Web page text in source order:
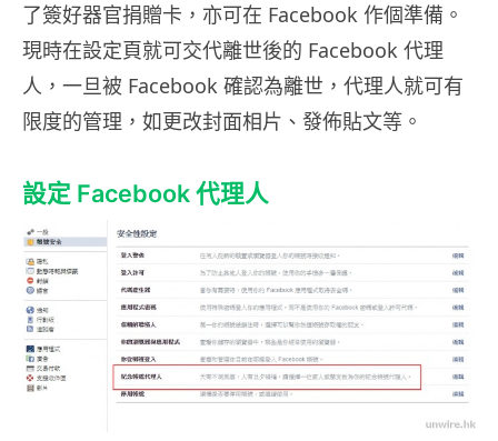
了簽好器官捐贈卡，亦可在 Facebook 作個準備。
現時在設定頁就可交代離世後的 Facebook 代理
人，一旦被 Facebook 確認為離世，代理人就可有
限度的管理，如更改封面相片、發佈貼文等。
設定 Facebook 代理人